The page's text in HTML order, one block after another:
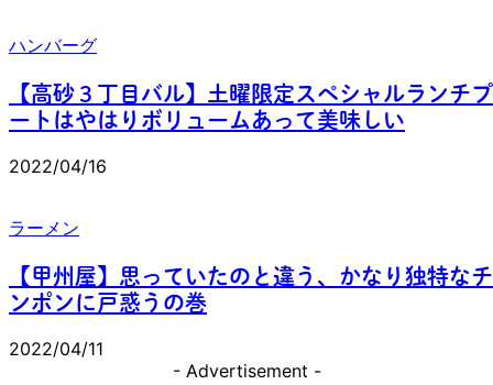
ハンバーグ
【高砂３丁目バル】土曜限定スペシャルランチ
ートはやはりボリュームあって美味しい
2022/04/16
ラーメン
【甲州屋】思っていたのと違う、かなり独特な
ンポンに戸惑うの巻
2022/04/11
- Advertisement -